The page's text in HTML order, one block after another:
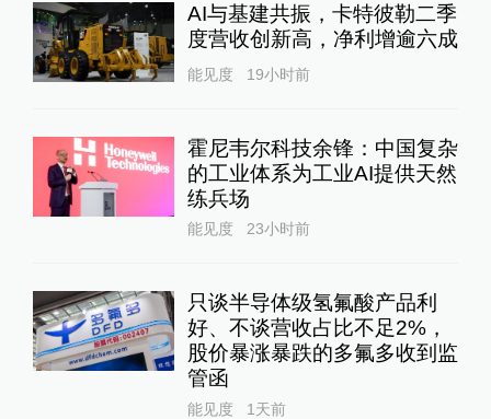
AI与基建共振，卡特彼勒二季
度营收创新高，净利增逾六成
能见度 19小时前
霍尼韦尔科技余锋：中国复杂
的工业体系为工业AI提供天然
练兵场
能见度 23小时前
只谈半导体级氢氟酸产品利
好、不谈营收占比不足2%，
股价暴涨暴跌的多氟多收到监
管函
能见度 1天前